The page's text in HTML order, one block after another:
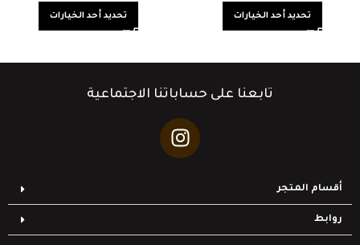
تحديد أحد الخيارات تحديد أحد الخيارات
تابعنا على حساباتنا الاجتماعية
أقسام المتجر
روابط